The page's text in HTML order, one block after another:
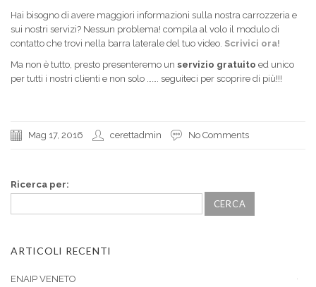
Hai bisogno di avere maggiori informazioni sulla nostra carrozzeria e
sui nostri servizi? Nessun problema! compila al volo il modulo di
contatto che trovi nella barra laterale del tuo video. Scrivici ora!
Ma non è tutto, presto presenteremo un servizio gratuito ed unico
per tutti i nostri clienti e non solo ……. seguiteci per scoprire di più!!!
Mag 17, 2016 cerettadmin No Comments
Ricerca per:
ARTICOLI RECENTI
ENAIP VENETO